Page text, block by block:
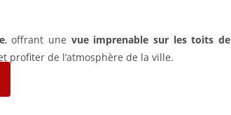
, offrant une vue imprenable sur les toits de
profiter de l’atmosphère de la ville.